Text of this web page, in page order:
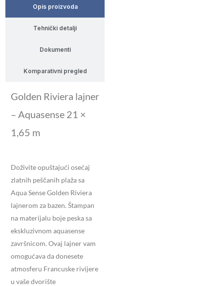
Opis proizvoda
Tehnički detalji
Dokumenti
Komparativni pregled
Golden Riviera lajner
– Aquasense 21 ×
1,65 m
Doživite opuštajući osećaj
zlatnih peščanih plaža sa
Aqua Sense Golden Riviera
lajnerom za bazen. Štampan
na materijalu boje peska sa
ekskluzivnom aquasense
završnicom. Ovaj lajner vam
omogućava da donesete
atmosferu Francuske rivijere
u vaše dvorište